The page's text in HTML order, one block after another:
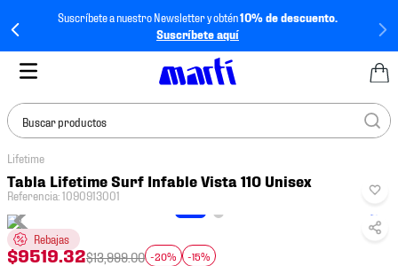
Suscríbete a nuestro Newsletter y obtén10% de descuento.
Suscríbete aquí
Buscar productos
Lifetime
Tabla Lifetime Surf Infable Vista 110 Unisex
Referencia:1090913001
Rebajas
$9519.32$13,999.00 -20% -15%
TÉRMINOS MÁS
BUSCADOS
1.
2.
tenis hombre